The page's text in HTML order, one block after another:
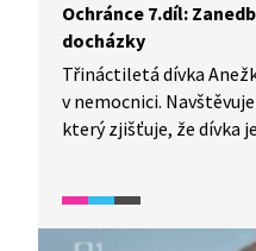
Ochránce 7.díl:
docházky
Třináctiletá dívka
v nemocnici.
který zjišťuje, že dívka
školní docházku své
nestojí. Učí ji sám